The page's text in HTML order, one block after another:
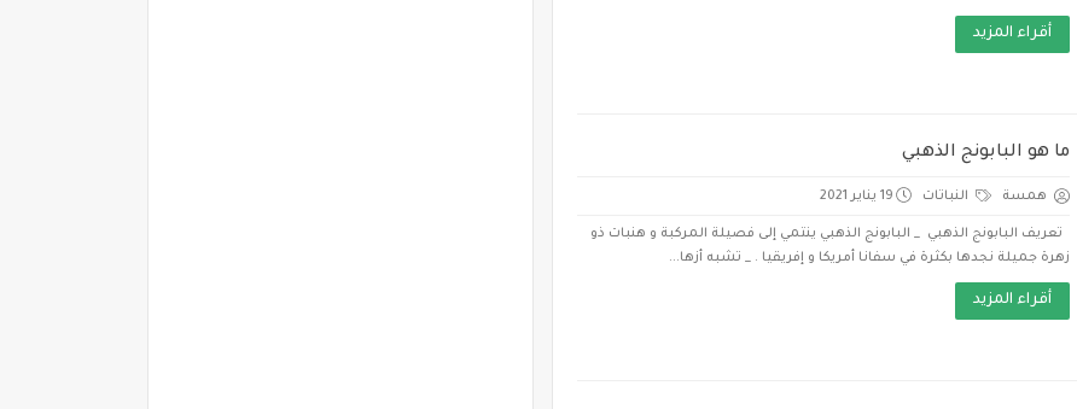
أقراء المزيد
ما هو البابونج الذهبي
همسة النباتات 19 يناير 2021
تعريف البابونج الذهبي _ البابونج الذهبي ينتمي إلى فصيلة المركبة و هنبات ذو
زهرة جميلة نجدها بكثرة في سفانا أمريكا و إفريقيا . _ تشبه أزها...
أقراء المزيد